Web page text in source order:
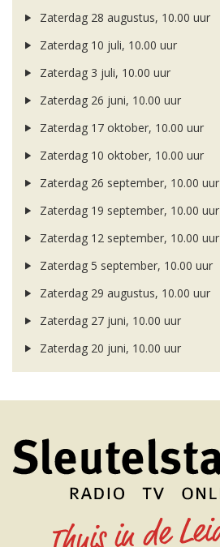
Zaterdag 28 augustus, 10.00 uur
Zaterdag 10 juli, 10.00 uur
Zaterdag 3 juli, 10.00 uur
Zaterdag 26 juni, 10.00 uur
Zaterdag 17 oktober, 10.00 uur
Zaterdag 10 oktober, 10.00 uur
Zaterdag 26 september, 10.00 uur
Zaterdag 19 september, 10.00 uur
Zaterdag 12 september, 10.00 uur
Zaterdag 5 september, 10.00 uur
Zaterdag 29 augustus, 10.00 uur
Zaterdag 27 juni, 10.00 uur
Zaterdag 20 juni, 10.00 uur